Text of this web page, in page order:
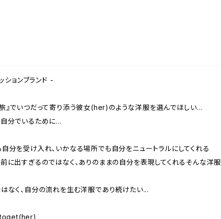
ションブランド -
』でいつだって寄り添う彼女(her)のような洋服を選んでほしい...
分でいるために...
分を受け入れ、いかなる場所でも自分をニュートラルにしてくれる
に出すぎるのではなく、ありのままの自分を表現してくれるそんな洋服
なく、自分の流れを生む洋服であり続けたい...